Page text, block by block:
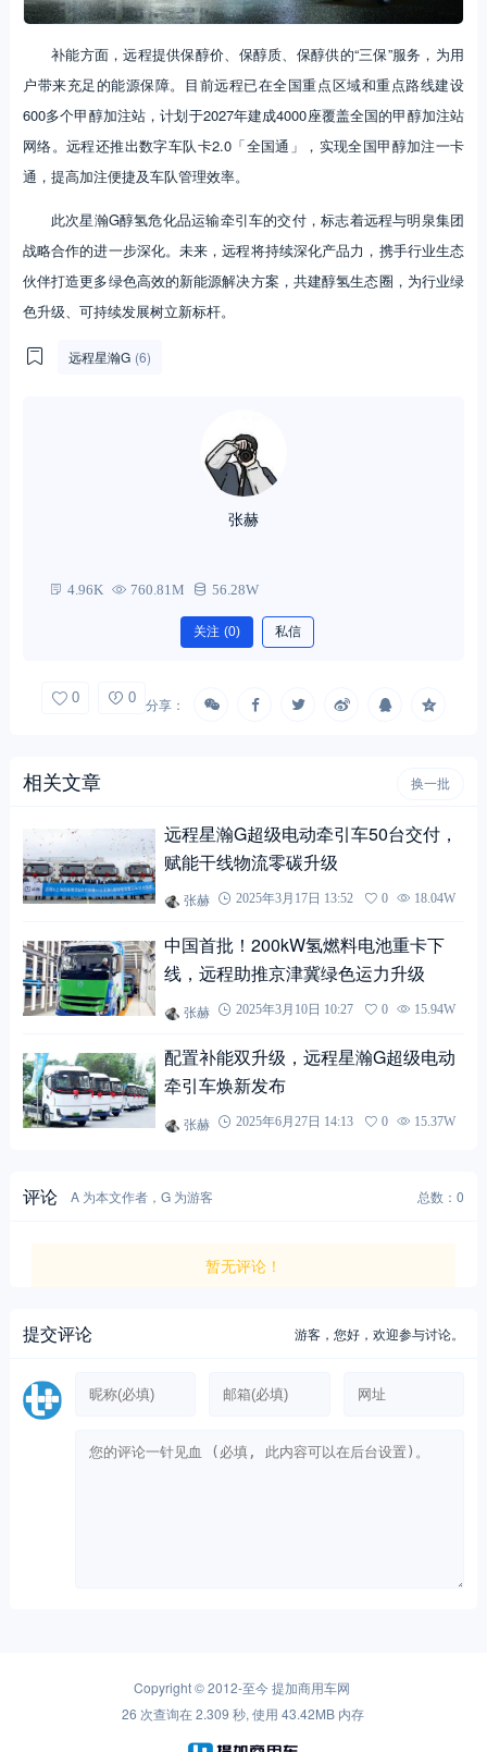
补能方面，远程提供保醇价、保醇质、保醇供的“三保”服务，为用
户带来充足的能源保障。目前远程已在全国重点区域和重点路线建设
600多个甲醇加注站，计划于2027年建成4000座覆盖全国的甲醇加注站
网络。远程还推出数字车队卡2.0「全国通」，实现全国甲醇加注一卡
通，提高加注便捷及车队管理效率。
此次星瀚G醇氢危化品运输牵引车的交付，标志着远程与明泉集团
战略合作的进一步深化。未来，远程将持续深化产品力，携手行业生态
伙伴打造更多绿色高效的新能源解决方案，共建醇氢生态圈，为行业绿
色升级、可持续发展树立新标杆。
远程星瀚G (6)
张赫
4.96K 760.81M 56.28W
关注 (0) 私信
0 0 分享：
相关文章 换一批
远程星瀚G超级电动牵引车50台交付，
赋能干线物流零碳升级
张赫 2025年3月17日 13:52 0 18.04W
中国首批！200kW氢燃料电池重卡下
线，远程助推京津冀绿色运力升级
张赫 2025年3月10日 10:27 0 15.94W
配置补能双升级，远程星瀚G超级电动
牵引车焕新发布
张赫 2025年6月27日 14:13 0 15.37W
评论 A 为本文作者，G 为游客 总数：0
暂无评论！
提交评论 游客，您好，欢迎参与讨论。
Copyright © 2012-至今提加商用车网
26 次查询在 2.309 秒, 使用 43.42MB 内存